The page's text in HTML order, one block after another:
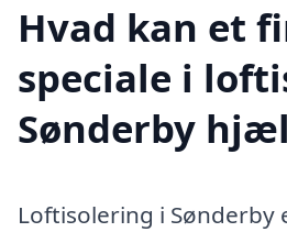
Hvad kan et
speciale i
Sønderby
Loftisolering i Sønderby